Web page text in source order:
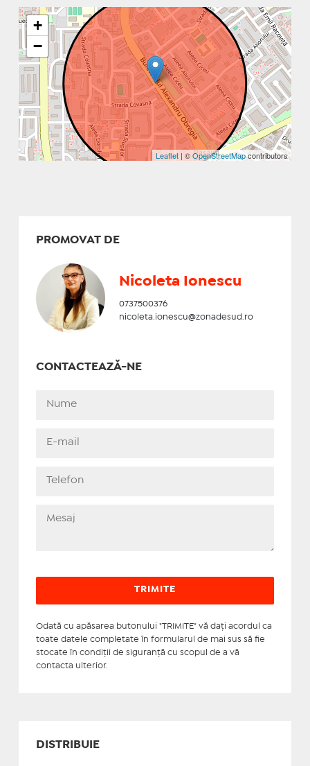
+
−
Leaflet | ©OpenStreetMapcontributors
PROMOVAT DE
Nicoleta Ionescu
0737500376
nicoleta.ionescu@zonadesud.ro
CONTACTEAZĂ-NE
Odată cu apăsarea butonului "TRIMITE" vă daţi acordul ca
toate datele completate în formularul de mai sus să fie
stocate în condiţii de siguranţă cu scopul de a vă
contacta ulterior.
DISTRIBUIE